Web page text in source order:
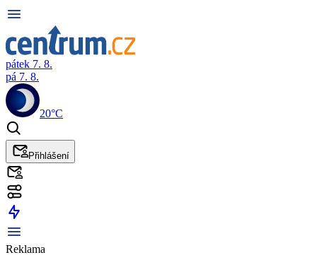
pátek 7. 8.
pá 7. 8.
20°C
Přihlášení
Reklama